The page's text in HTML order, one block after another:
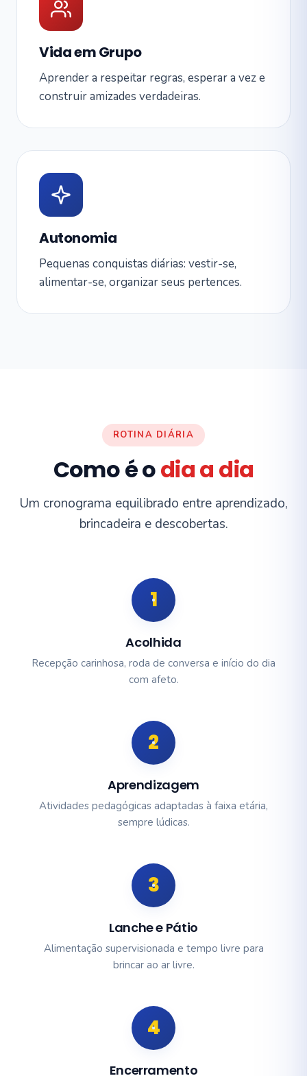
Vida em Grupo
Aprender a respeitar regras, esperar a vez e
construir amizades verdadeiras.
Autonomia
Pequenas conquistas diárias: vestir-se,
alimentar-se, organizar seus pertences.
ROTINA DIÁRIA
Como é odia a dia
Um cronograma equilibrado entre aprendizado,
brincadeira e descobertas.
1
Acolhida
Recepção carinhosa, roda de conversa e início do dia
com afeto.
2
Aprendizagem
Atividades pedagógicas adaptadas à faixa etária,
sempre lúdicas.
3
Lanche e Pátio
Alimentação supervisionada e tempo livre para
brincar ao ar livre.
4
Encerramento